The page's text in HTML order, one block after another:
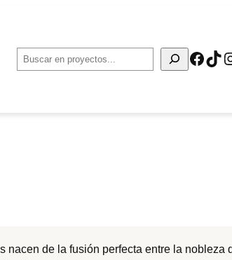
nacen de la fusión perfecta entre la nobleza